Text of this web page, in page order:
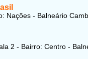
Nações - Balneário
2 - Bairro: Centro -